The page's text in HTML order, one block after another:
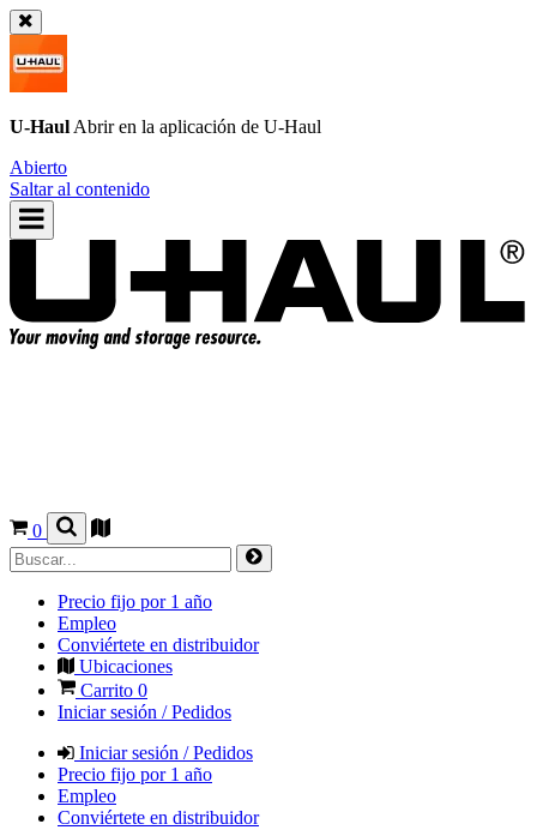
U-Haul Abrir en la aplicación de U-Haul
Abierto
Saltar al contenido
0
Precio fijo por 1 año
Empleo
Conviértete en distribuidor
Ubicaciones
Carrito 0
Iniciar sesión / Pedidos
Iniciar sesión / Pedidos
Precio fijo por 1 año
Empleo
Conviértete en distribuidor